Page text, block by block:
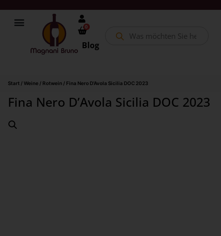
0
Blog
Start / Weine / Rotwein / Fina Nero D’Avola Sicilia DOC 2023
Fina Nero D’Avola Sicilia DOC 2023